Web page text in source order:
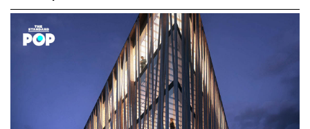
Found’ ของ ‘Joel Mesler’ ครั้งแรกในอาเซียน
[Advertorial]